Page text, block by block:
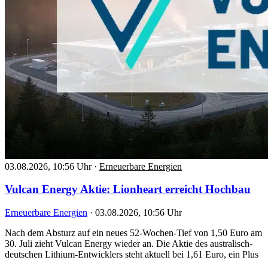
03.08.2026, 10:56 Uhr · Erneuerbare Energien
Vulcan Energy Aktie: Lionheart erreicht Hochbau
Erneuerbare Energien · 03.08.2026, 10:56 Uhr
Nach dem Absturz auf ein neues 52-Wochen-Tief von 1,50 Euro am
30. Juli zieht Vulcan Energy wieder an. Die Aktie des australisch-
deutschen Lithium-Entwicklers steht aktuell bei 1,61 Euro, ein Plus